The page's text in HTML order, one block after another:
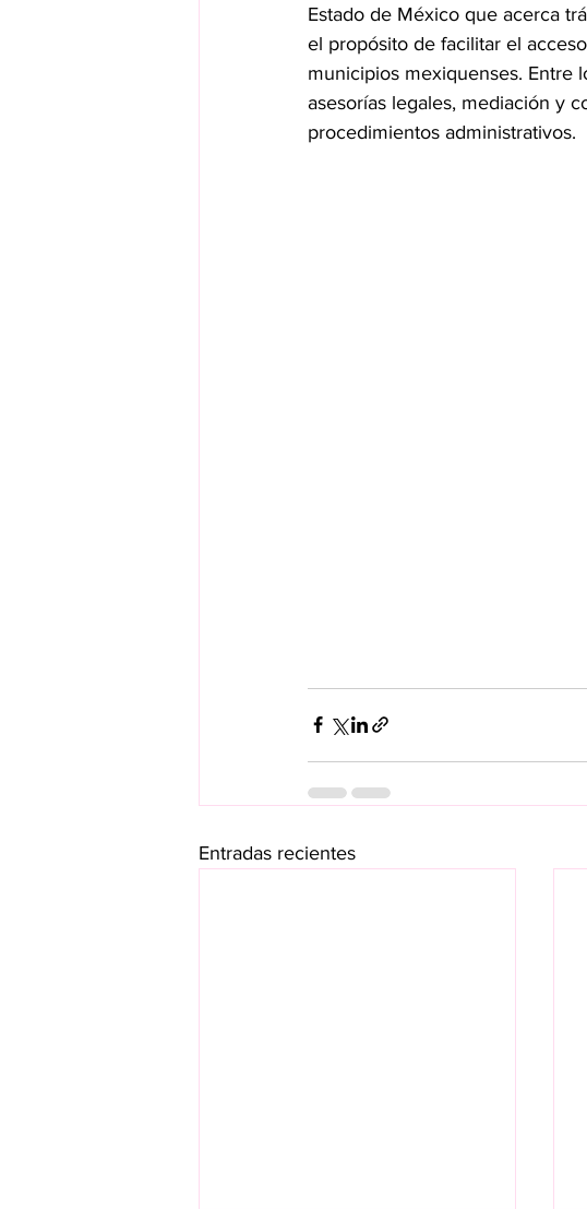
Estado de México que acerca
el propósito de facilitar el
municipios mexiquenses. Entre
asesorías legales, mediación y
procedimientos administrativos.
Entradas recientes